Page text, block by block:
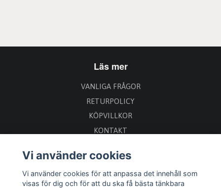
Läs mer
VANLIGA FRÅGOR
RETURPOLICY
KÖPVILLKOR
KONTAKT
Sociala medier
Vi använder cookies
Vi använder cookies för att anpassa det innehåll som
visas för dig och för att du ska få bästa tänkbara